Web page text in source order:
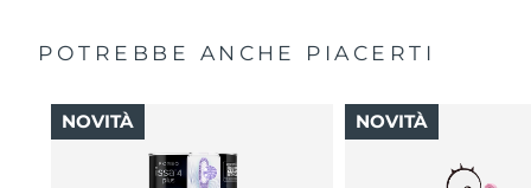
POTREBBE ANCHE PIACERTI
NOVITÀ NOVITÀ